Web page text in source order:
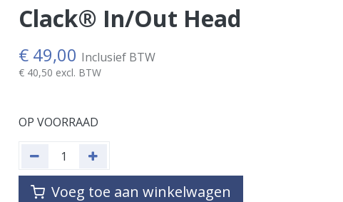
Clack® In/Out Head
€ 49,00 Inclusief BTW
€ 40,50 excl. BTW
OP VOORRAAD
Voeg toe aan winkelwagen